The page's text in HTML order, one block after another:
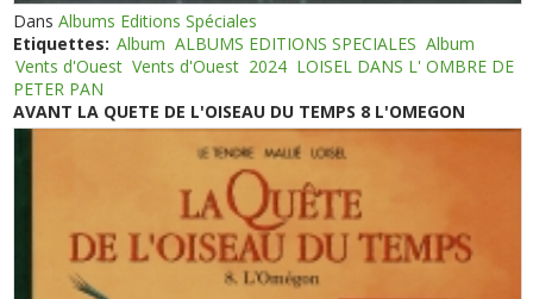
DansAlbums Editions Spéciales
Etiquettes: Album ALBUMS EDITIONS SPECIALES Album
Vents d'Ouest Vents d'Ouest 2024 LOISEL DANS L' OMBRE DE
PETER PAN
AVANT LA QUETE DE L'OISEAU DU TEMPS 8 L'OMEGON